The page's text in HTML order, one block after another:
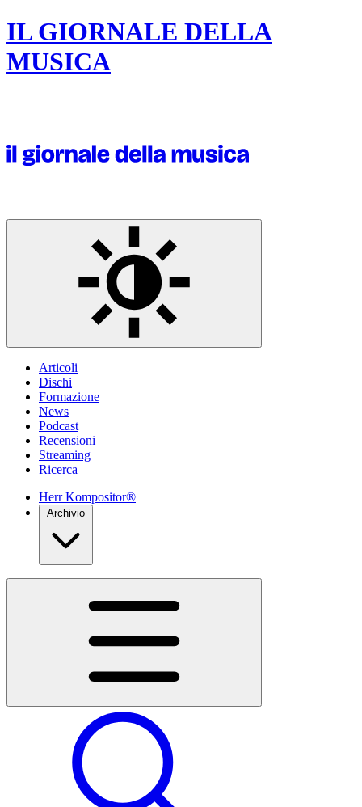
IL GIORNALE DELLA
MUSICA
Articoli
Dischi
Formazione
News
Podcast
Recensioni
Streaming
Ricerca
Herr Kompositor®
Archivio